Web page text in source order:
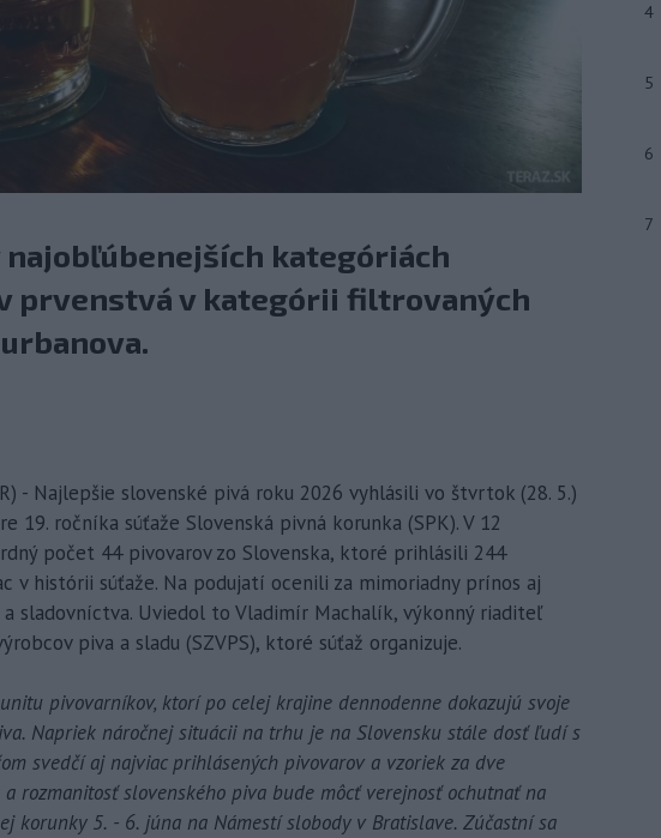
kategóriách
prvenstvá v kategórii filtrovaných
- Najlepšie slovenské pivá roku 2026 vyhlásili vo štvrtok (28. 5.)
19. ročníka súťaže Slovenská pivná korunka (SPK). V 12
počet 44 pivovarov zo Slovenska, ktoré prihlásili 244
v histórii súťaže. Na podujatí ocenili za mimoriadny prínos aj
sladovníctva. Uviedol to Vladimír Machalík, výkonný riaditeľ
piva a sladu (SZVPS), ktoré súťaž organizuje.
pivovarníkov, ktorí po celej krajine dennodenne dokazujú svoje
Napriek náročnej situácii na trhu je na Slovensku stále dosť ľudí s
svedčí aj najviac prihlásených pivovarov a vzoriek za dve
rozmanitosť slovenského piva bude môcť verejnosť ochutnať na
korunky 5. - 6. júna na Námestí slobody v Bratislave. Zúčastní sa
4
5
6
7